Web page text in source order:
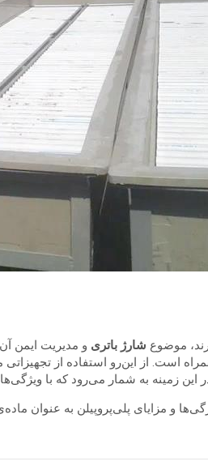
موضوع شارژ باتری و مدیریت ایمن
است. از این‌رو استفاده از
این زمینه به شمار می‌رود که با
و مزایای پلی‌پروپیلن به عنوان